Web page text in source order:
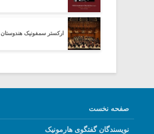
ارکستر سمفونیک هندوستان
صفحه نخست
نویسندگان گفتگوی هارمونیک